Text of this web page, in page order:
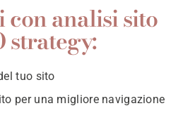
con analisi sito
strategy:
tuo sito
per una migliore navigazione